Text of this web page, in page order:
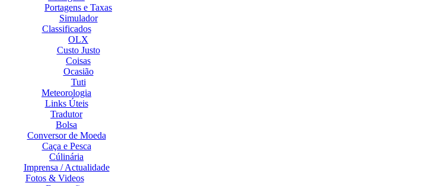
Portagens e Taxas
Simulador
Classificados
OLX
Custo Justo
Coisas
Ocasião
Tuti
Meteorologia
Links Úteis
Tradutor
Bolsa
Conversor de Moeda
Caça e Pesca
Cúlinária
Imprensa / Actualidade
Fotos & Videos